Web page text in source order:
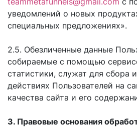
уведомлений о новых
специальных предложениях».
2.5. Обезличенные данные
собираемые с помощью
статистики, служат для сбора
действиях Пользователей на
качества сайта и его
3. Правовые основания